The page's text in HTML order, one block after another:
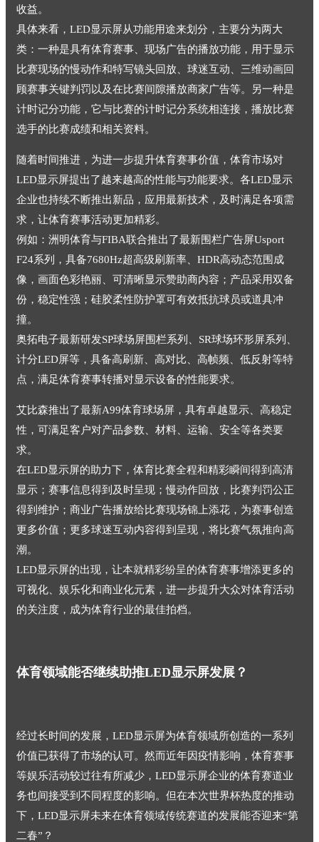
收益。
具体来看，LED显示屏从功能用途来划分，主要分为两大
类：一种是具有体育赛事、现场广告的播放功能，用于显示
比赛现场的慢动作和特写镜头回放、球迷互动、三维动画回
顾赛事关键判罚以及在比赛间隙播放商家广告等。另一种是
计时记分功能，它与比赛的计时记分系统相连接，播放比赛
选手的比赛成绩和相关资料。
随着时间推进，为进一步提升体育赛事价值，体育市场对
LED显示屏提出了越来越高的性能与功能要求。各LED显示
企业也持续不断推出新品，应用最新技术，及时满足各项需
求，让体育赛事活动更加精彩。
例如：洲明体育与FIBA联合推出了最新围栏广告屏Usport
F24系列，具备7680Hz超高级刷新率、HDR高动态范围成
像，画面色彩艳丽、可清晰显示赞助商内容；产品采用双备
份，稳定性强；硅胶柔性防护罩可有效抵抗球员或道具冲
撞。
奥拓电子最新研发SP球场屏围栏系列、SR球场环形屏系列、
计分LED屏等，具备高刷新、高对比、高帧频、低反射等特
点，满足体育赛事转播对显示设备的性能要求。
艾比森推出了最新A99体育球场屏，具有卓越显示、高稳定
性，可满足客户对产品参数、材料、运输、安全等各类要
求。
在LED显示屏的助力下，体育比赛全程和精彩瞬间得到高清
显示；赛事信息得到及时呈现；慢动作回放，比赛判罚公正
得到维护；商业广告播放给比赛现场锦上添花，为赛事创造
更多价值；更多球迷互动内容得到呈现，将比赛气氛推向高
潮。
LED显示屏的出现，让本就精彩纷呈的体育赛事增添更多的
可视化、娱乐化和商业化元素，进一步提升大众对体育活动
的关注度，成为体育行业的最佳拍档。
体育领域能否继续助推LED显示屏发展？
经过长时间的发展，LED显示屏为体育领域所创造的一系列
价值已获得了市场的认可。然而近年因疫情影响，体育赛事
等娱乐活动较过往有所减少，LED显示屏企业的体育赛道业
务也间接受到不同程度的影响。但在本次世界杯热度的推动
下，LED显示屏未来在体育领域传统赛道的发展能否迎来“第
二春”？